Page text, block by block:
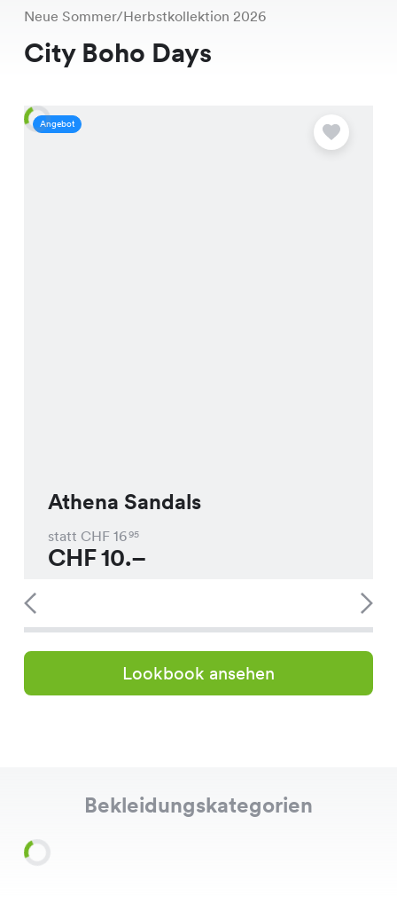
Neue Sommer/Herbstkollektion 2026
City Boho Days
Angebot
Athena Sandals
statt CHF 1695
CHF10.–
Lookbook ansehen
Bekleidungskategorien